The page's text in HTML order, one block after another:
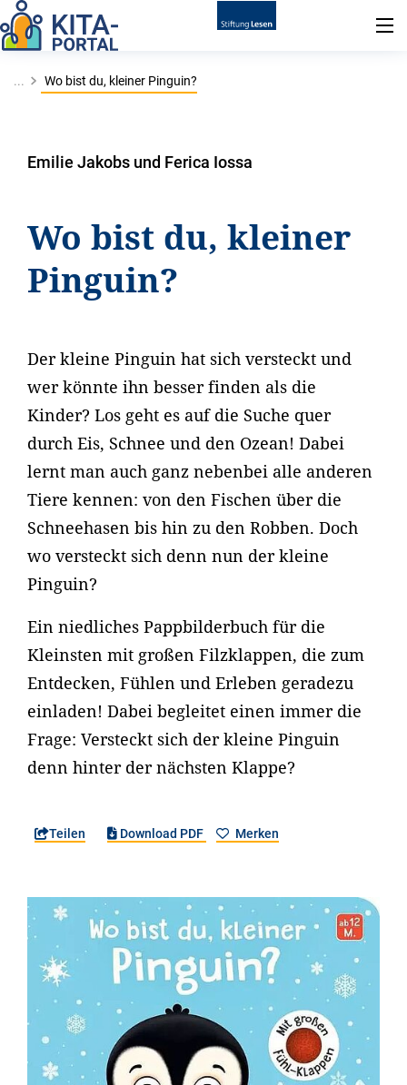
... Wo bist du, kleiner Pinguin?
Emilie Jakobs und Ferica Iossa
Wo bist du, kleiner
Pinguin?
Der kleine Pinguin hat sich versteckt und
wer könnte ihn besser finden als die
Kinder? Los geht es auf die Suche quer
durch Eis, Schnee und den Ozean! Dabei
lernt man auch ganz nebenbei alle anderen
Tiere kennen: von den Fischen über die
Schneehasen bis hin zu den Robben. Doch
wo versteckt sich denn nun der kleine
Pinguin?
Ein niedliches Pappbilderbuch für die
Kleinsten mit großen Filzklappen, die zum
Entdecken, Fühlen und Erleben geradezu
einladen! Dabei begleitet einen immer die
Frage: Versteckt sich der kleine Pinguin
denn hinter der nächsten Klappe?
Teilen Download PDF Merken